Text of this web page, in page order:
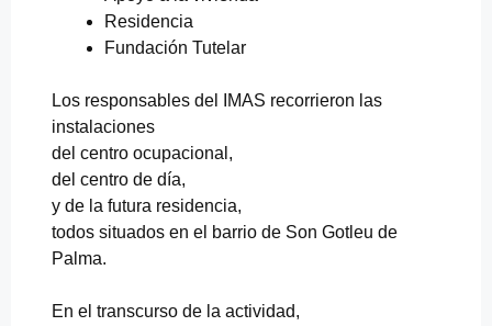
Residencia
Fundación Tutelar
Los responsables del IMAS recorrieron las
instalaciones
del centro ocupacional,
del centro de día,
y de la futura residencia,
todos situados en el barrio de Son Gotleu de
Palma.
En el transcurso de la actividad,